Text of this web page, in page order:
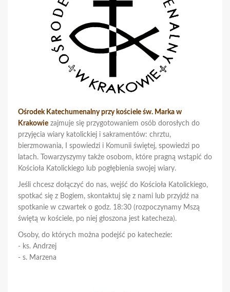
Ośrodek Katechumenalny przy kościele św. Marka w
Krakowie zajmuje się przygotowaniem osób dorosłych do
przyjęcia wiary katolickiej i sakramentów: chrztu,
bierzmowania, I spowiedzi i Komunii świętej, spowiedzi po
latach. Towarzyszymy także osobom, które pragną wstąpić do
Kościoła Katolickiego lub pogłębienia swojej wiary.
Jeśli chcesz dołączyć do nas, wejść do Kościoła Katolickiego,
spotkać się z Bogiem, skontaktuj się z nami lub przyjdź na
spotkanie w czwartek o godz. 18:30 (rozpoczynamy Mszą
świętą w kościele, po niej głoszona jest katecheza).
Osoby, do których można podejść po katechezie:
- ks. Andrzej
- s. Marzena